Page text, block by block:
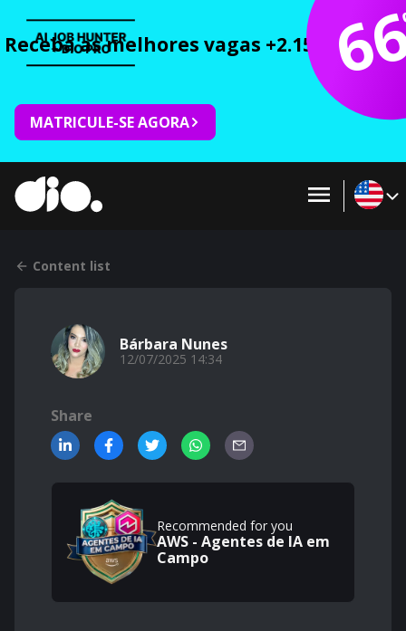
Receba as melhores vagas +2.150 cursos
MATRICULE-SE AGORA
Content list
Bárbara Nunes
12/07/2025 14:34
Share
Recommended for you
AWS - Agentes de IA em
Campo